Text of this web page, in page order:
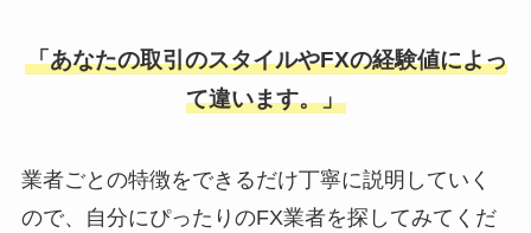
「あなたの取引のスタイルやFXの経験値によっ
て違います。」
業者ごとの特徴をできるだけ丁寧に説明していく
ので、自分にぴったりのFX業者を探してみてくだ